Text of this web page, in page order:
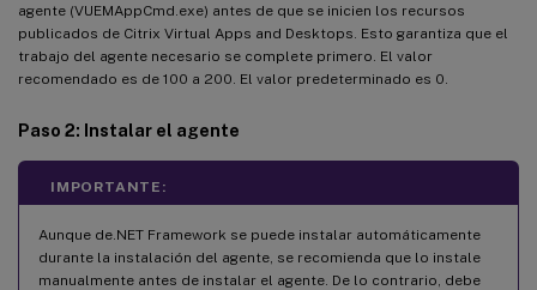
agente (VUEMAppCmd.exe) antes de que se inicien los recursos
publicados de Citrix Virtual Apps and Desktops. Esto garantiza que el
trabajo del agente necesario se complete primero. El valor
recomendado es de 100 a 200. El valor predeterminado es 0.
Paso 2: Instalar el agente
IMPORTANTE:
Aunque de.NET Framework se puede instalar automáticamente
durante la instalación del agente, se recomienda que lo instale
manualmente antes de instalar el agente. De lo contrario, debe